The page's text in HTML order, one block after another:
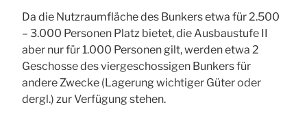
Da die Nutzraumfläche des Bunkers etwa für 2.500
– 3.000 Personen Platz bietet, die Ausbaustufe II
aber nur für 1.000 Personen gilt, werden etwa 2
Geschosse des viergeschossigen Bunkers für
andere Zwecke (Lagerung wichtiger Güter oder
dergl.) zur Verfügung stehen.